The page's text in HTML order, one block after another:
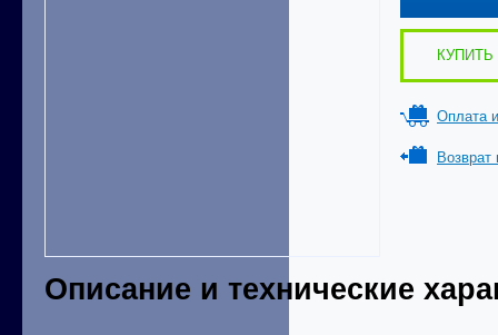
КУПИТЬ
Оплата
Возврат
Описание и технические